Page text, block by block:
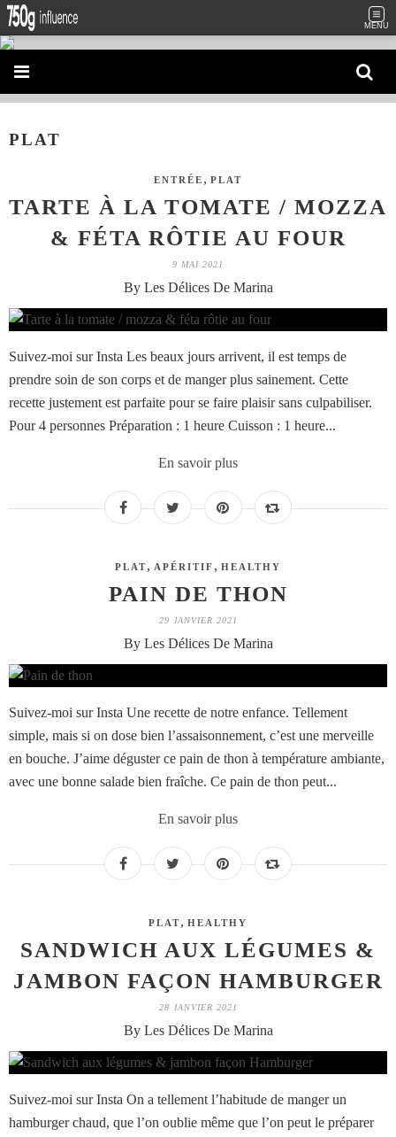
MENU
PLAT
ENTRÉE , PLAT
TARTE À LA TOMATE / MOZZA
& FÉTA RÔTIE AU FOUR
9 MAI 2021
By Les Délices De Marina
Suivez-moi sur Insta Les beaux jours arrivent, il est temps de
prendre soin de son corps et de manger plus sainement. Cette
recette justement est parfaite pour se faire plaisir sans culpabiliser.
Pour 4 personnes Préparation : 1 heure Cuisson : 1 heure...
En savoir plus
PLAT, APÉRITIF , HEALTHY
PAIN DE THON
29 JANVIER 2021
By Les Délices De Marina
Suivez-moi sur Insta Une recette de notre enfance. Tellement
simple, mais si on dose bien l’assaisonnement, c’est une merveille
en bouche. J’aime déguster ce pain de thon à température ambiante,
avec une bonne salade bien fraîche. Ce pain de thon peut...
En savoir plus
PLAT, HEALTHY
SANDWICH AUX LÉGUMES &
JAMBON FAÇON HAMBURGER
28 JANVIER 2021
By Les Délices De Marina
Suivez-moi sur Insta On a tellement l’habitude de manger un
hamburger chaud, que l’on oublie même que l’on peut le préparer